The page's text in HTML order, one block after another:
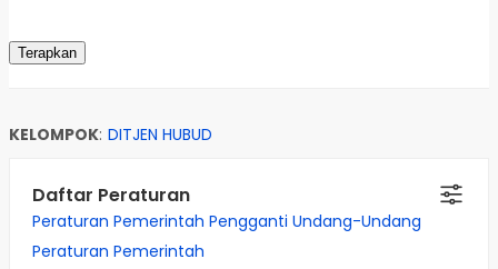
KELOMPOK: DITJEN HUBUD
Daftar Peraturan
Peraturan Pemerintah Pengganti Undang-Undang
Peraturan Pemerintah